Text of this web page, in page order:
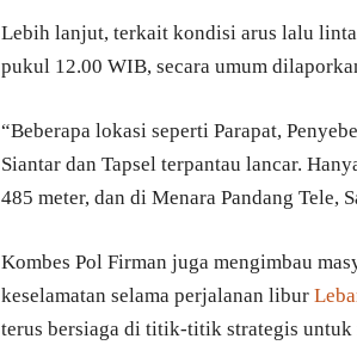
Lebih lanjut, terkait kondisi arus lalu
pukul 12.00 WIB, secara umum
“Beberapa lokasi seperti Parapat,
Siantar dan Tapsel terpantau lancar.
485 meter, dan di Menara Pandang Tele,
Kombes Pol Firman juga mengimbau
keselamatan selama perjalanan libur
terus bersiaga di titik-titik strategis untuk